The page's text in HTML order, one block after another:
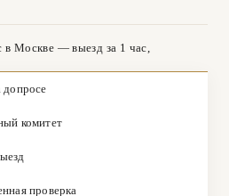
в Москве — выезд за 1 час,
допросе
комитет
проверка